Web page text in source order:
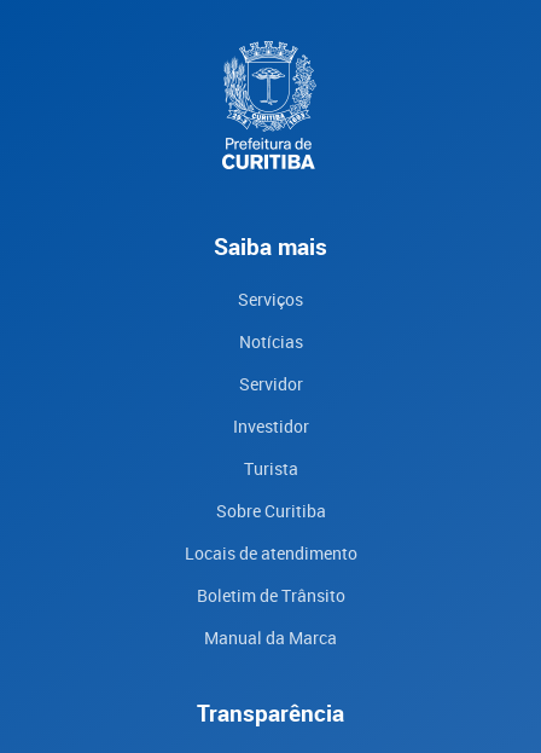
Saiba mais
Serviços
Notícias
Servidor
Investidor
Turista
Sobre Curitiba
Locais de atendimento
Boletim de Trânsito
Manual da Marca
Transparência